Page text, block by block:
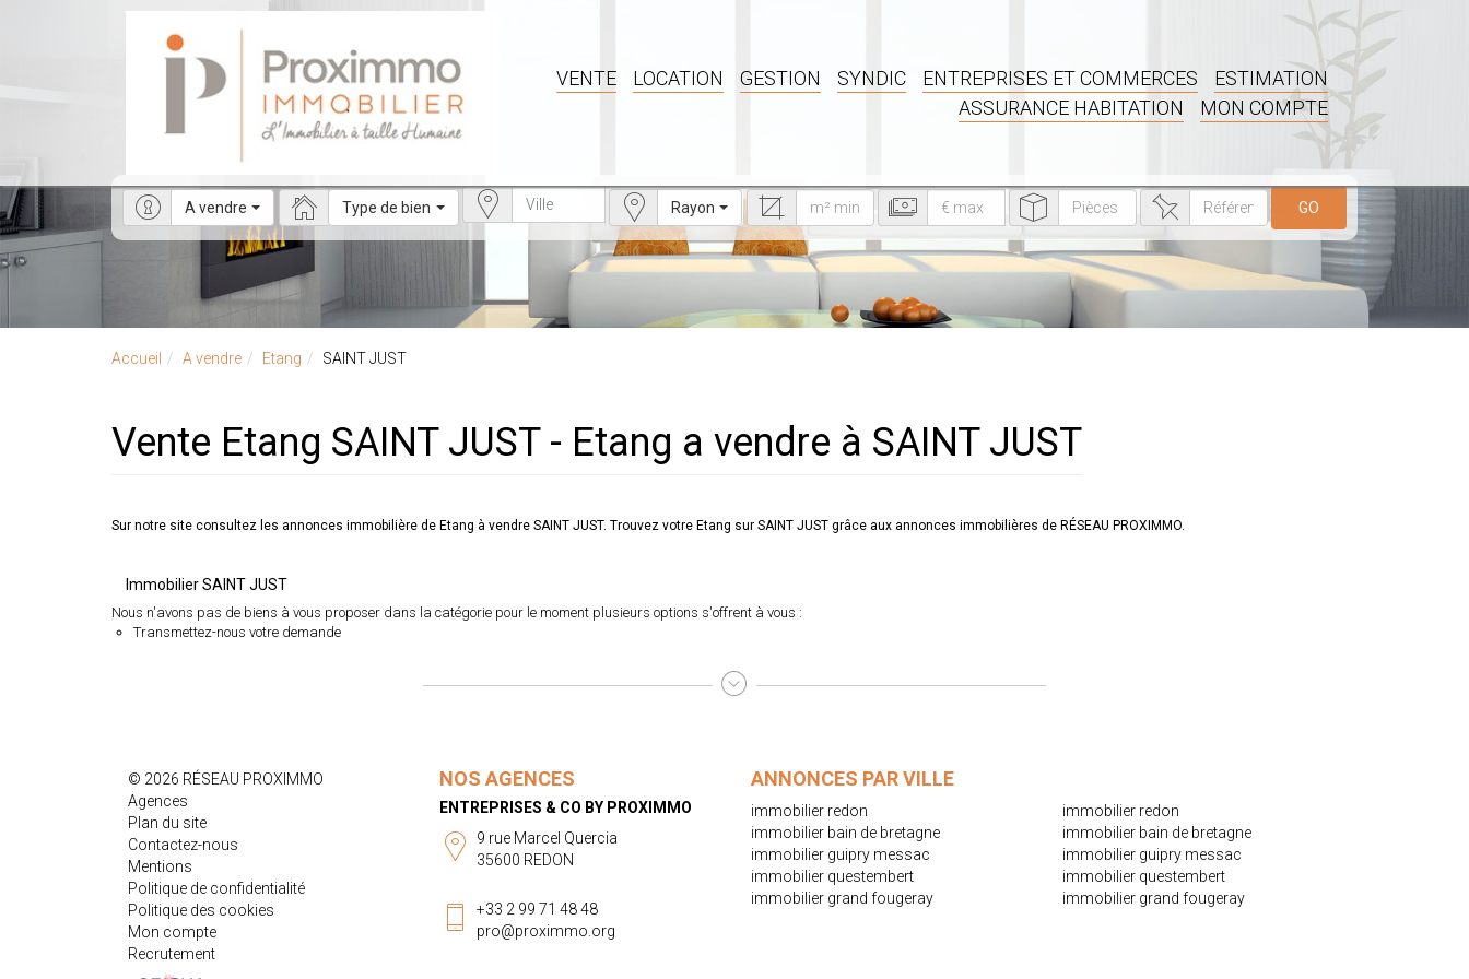
VENTE LOCATION GESTION SYNDIC ENTREPRISES ET COMMERCES
ESTIMATION
ASSURANCE HABITATION
MON COMPTE
A vendre Type de bien Rayon GO
Accueil A vendre Etang SAINT JUST
Vente Etang SAINT JUST - Etang a vendre à SAINT JUST
Sur notre site consultez les annonces immobilière de Etang à vendre SAINT JUST. Trouvez votre Etang sur SAINT JUST grâce aux annonces immobilières de RÉSEAU PROXIMMO.
Immobilier SAINT JUST
Nous n'avons pas de biens à vous proposer dans la catégorie pour le moment plusieurs options s'offrent à vous :
Transmettez-nous votre demande
© 2026 RÉSEAU PROXIMMO
Agences
Plan du site
Contactez-nous
Mentions
Politique de confidentialité
Politique des cookies
Mon compte
Recrutement
NOS AGENCES
ENTREPRISES & CO BY PROXIMMO
9 rue Marcel Quercia
35600 REDON
+33 2 99 71 48 48
pro@proximmo.org
ANNONCES PAR VILLE
immobilier redon
immobilier bain de bretagne
immobilier guipry messac
immobilier questembert
immobilier grand fougeray
immobilier redon
immobilier bain de bretagne
immobilier guipry messac
immobilier questembert
immobilier grand fougeray